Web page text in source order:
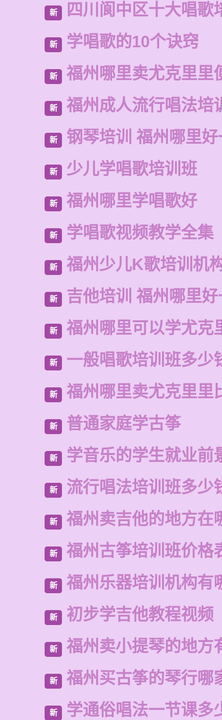
新 四川阆中区十大唱歌
新 学唱歌的10个诀窍
新 福州哪里卖尤克里里
新 福州成人流行唱法培
新 钢琴培训 福州哪里
新 少儿学唱歌培训班
新 福州哪里学唱歌好
新 学唱歌视频教学全集
新 福州少儿K歌培训机
新 吉他培训 福州哪里
新 福州哪里可以学尤克
新 一般唱歌培训班多少
新 福州哪里卖尤克里里
新 普通家庭学古筝
新 学音乐的学生就业前
新 流行唱法培训班多少
新 福州卖吉他的地方在
新 福州古筝培训班价格
新 福州乐器培训机构有
新 初步学吉他教程视频
新 福州卖小提琴的地方
新 福州买古筝的琴行哪
新 学通俗唱法一节课多